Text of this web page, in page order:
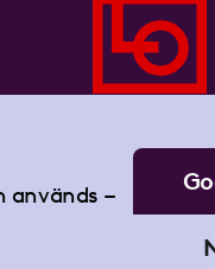
används –